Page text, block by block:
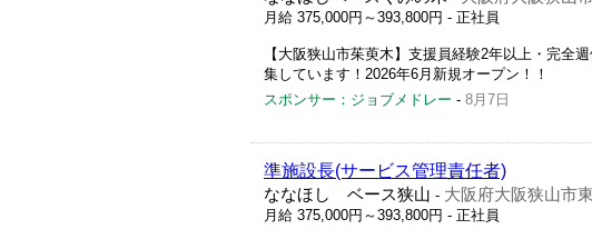
月給 375,000円～393,800円 - 正社員
【大阪狭山市茱萸木】支援員経験2年以上・完
集しています！2026年6月新規オープン！！
スポンサー：ジョブメドレー - 8月7日
準施設長(サービス管理責任者)
ななほし ベース狭山 - 大阪府大阪狭山市
月給 375,000円～393,800円 - 正社員